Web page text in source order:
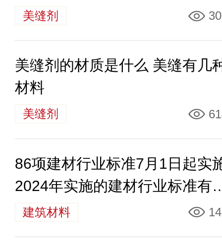
美缝剂
美缝剂的材质是什么 美缝有几
材料
美缝剂
86项建材行业标准7月1日起实
2024年实施的建材行业标准有
些建筑材料